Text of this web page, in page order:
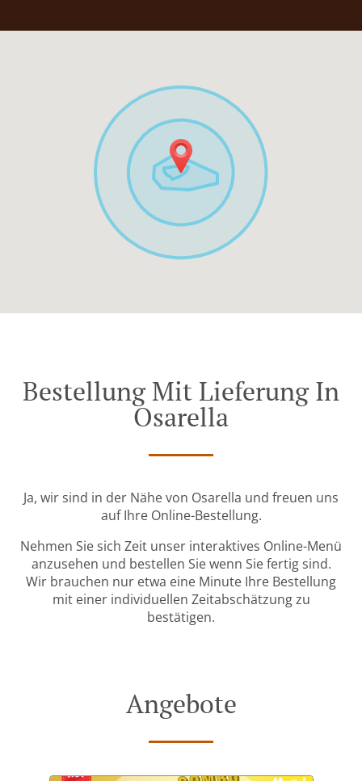
Bestellung Mit Lieferung In
Osarella
Ja, wir sind in der Nähe von Osarella und freuen uns
auf Ihre Online-Bestellung.
Nehmen Sie sich Zeit unser interaktives Online-Menü
anzusehen und bestellen Sie wenn Sie fertig sind.
Wir brauchen nur etwa eine Minute Ihre Bestellung
mit einer individuellen Zeitabschätzung zu
bestätigen.
Angebote